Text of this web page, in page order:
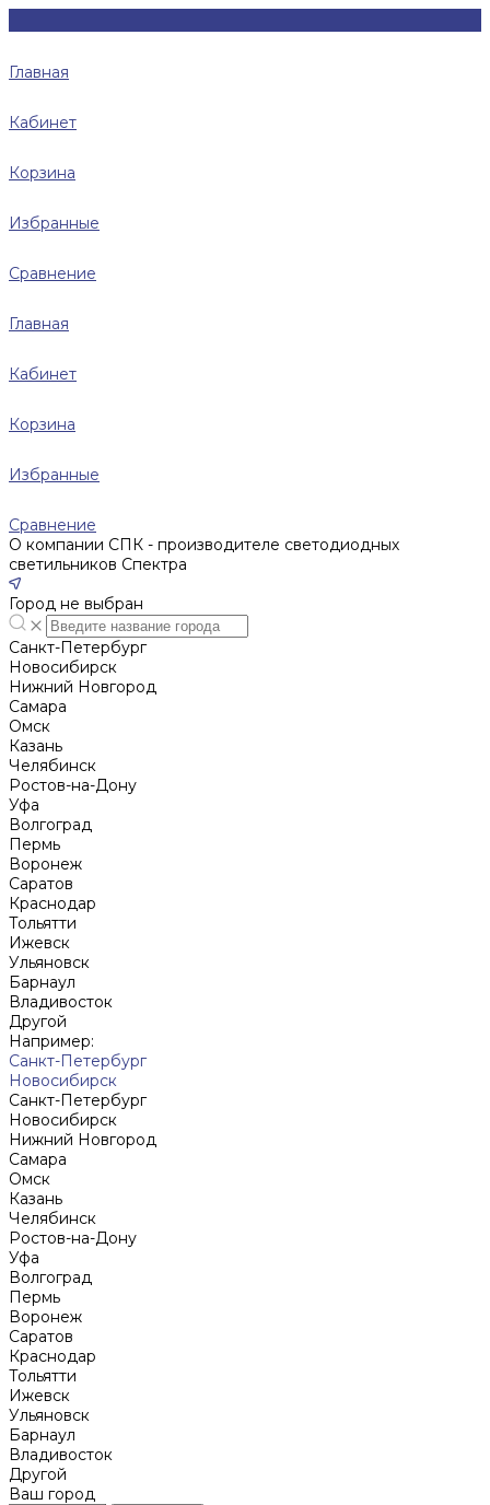
Главная
Кабинет
Корзина
Избранные
Сравнение
Главная
Кабинет
Корзина
Избранные
Сравнение
О компании СПК - производителе светодиодных
светильников Спектра
Город не выбран
Санкт-Петербург
Новосибирск
Нижний Новгород
Cамара
Омск
Казань
Челябинск
Ростов-на-Дону
Уфа
Волгоград
Пермь
Воронеж
Саратов
Краснодар
Тольятти
Ижевск
Ульяновск
Барнаул
Владивосток
Другой
Например:
Санкт-Петербург
Новосибирск
Санкт-Петербург
Новосибирск
Нижний Новгород
Cамара
Омск
Казань
Челябинск
Ростов-на-Дону
Уфа
Волгоград
Пермь
Воронеж
Саратов
Краснодар
Тольятти
Ижевск
Ульяновск
Барнаул
Владивосток
Другой
Ваш город